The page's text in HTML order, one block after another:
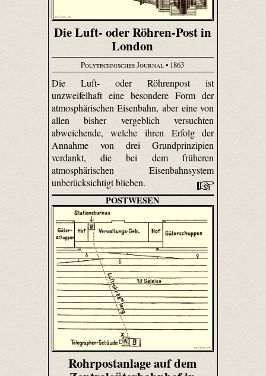
Die Luft- oder Röhren-Post in
London
Polytechnisches Journal• 1863
Die Luft- oder Röhrenpost ist
unzweifelhaft eine besondere Form der
atmosphärischen Eisenbahn, aber eine von
allen bisher vergeblich versuchten
abweichende, welche ihren Erfolg der
Annahme von drei Grundprinzipien
verdankt, die bei dem früheren
atmosphärischen Eisenbahnsystem
unberücksichtigt blieben.
POSTWESEN
Rohrpostanlage auf dem